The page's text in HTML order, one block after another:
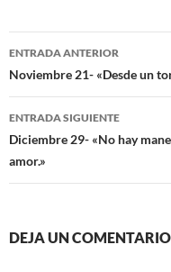
Navegación
de
entradas
ENTRADA ANTERIOR
Noviembre 21- «Desde un
ENTRADA SIGUIENTE
Diciembre 29- «No hay
amor.»
DEJA UN COMENTARIO